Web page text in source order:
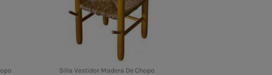
Silla Vestidor Madera De Chopo